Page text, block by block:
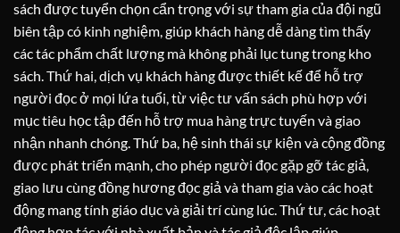
sách được tuyển chọn cẩn trọng với sự tham gia của đội ngũ
biên tập có kinh nghiệm, giúp khách hàng dễ dàng tìm thấy
các tác phẩm chất lượng mà không phải lục tung trong kho
sách. Thứ hai, dịch vụ khách hàng được thiết kế để hỗ trợ
người đọc ở mọi lứa tuổi, từ việc tư vấn sách phù hợp với
mục tiêu học tập đến hỗ trợ mua hàng trực tuyến và giao
nhận nhanh chóng. Thứ ba, hệ sinh thái sự kiện và cộng đồng
được phát triển mạnh, cho phép người đọc gặp gỡ tác giả,
giao lưu cùng đồng hương đọc giả và tham gia vào các hoạt
động mang tính giáo dục và giải trí cùng lúc. Thứ tư, các hoạt